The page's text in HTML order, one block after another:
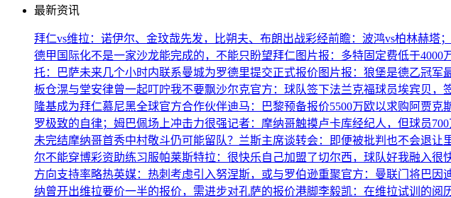
最新资讯
拜仁vs维拉：诺伊尔、金玟哉先发，比朔夫、布朗出战彩经前瞻：波鸿vs柏林赫塔
德甲国际化不是一家沙龙能完成的，不能只盼望拜仁 图片报：多特固定费低于
托：巴萨未来几个小时内联系曼城为罗德里提交正式报价图片报：狼堡是德乙冠军
板仓滉与堂安律曾一起叮咛我不要飘沙尔克官方：球队签下法兰克福球员埃宾贝，
隆基成为拜仁慕尼黑全球官方合作伙伴迪马：巴黎预备报价5500万欧以求购阿贾克
罗极致的自律；姆巴佩场上冲击力很强记者：摩纳哥触摸卢卡库经纪人，但球员
未完结摩纳哥首秀中村敬斗仍可能留队？兰斯主席谈转会：即便被批判也不会退让
尔不能穿博彩资助练习服帕莱斯特拉：很快乐自己加盟了切尔西，球队好我融入很
方向支持率略热英媒：热刺考虑引入努涅斯，或与罗伯逊重聚官方：曼联门将巴因
纳曾开出维拉要价一半的报价，需进步对孔萨的报价港脚李毅凯：在维拉试训的阅